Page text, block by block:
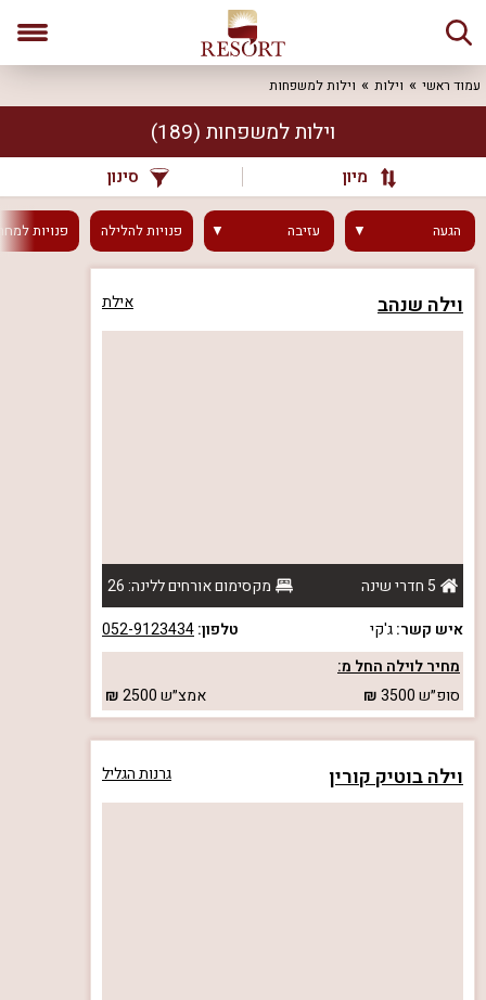
עמוד ראשי וילות וילות למשפחות
וילות למשפחות (189)
מיון סינון
הגעה עזיבה פנויותלהלילה פנויות
וילה שנהב אילת
5 חדרי שינה
מקסימום אורחים ללינה: 26
איש קשר:ג'קי טלפון:052-9123434
מחיר לוילה החל מ:
סופ״ש3500 אמצ״ש2500
וילה בוטיק קורין גרנות הגליל